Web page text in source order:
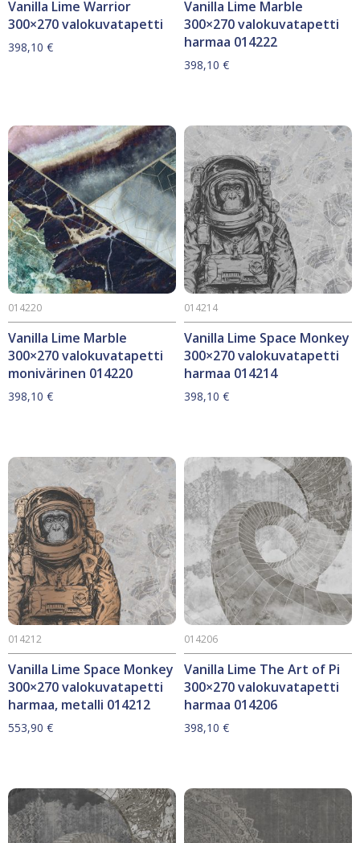
Vanilla Lime Warrior
300×270 valokuvatapetti
398,10 €
Vanilla Lime Marble
300×270 valokuvatapetti
harmaa 014222
398,10 €
Vanilla Lime Marble
300×270 valokuvatapetti
monivärinen 014220
014220
398,10 €
Vanilla Lime Space Monkey
300×270 valokuvatapetti
harmaa 014214
014214
398,10 €
Vanilla Lime Space Monkey
300×270 valokuvatapetti
harmaa, metalli 014212
014212
553,90 €
Vanilla Lime The Art of Pi
300×270 valokuvatapetti
harmaa 014206
014206
398,10 €